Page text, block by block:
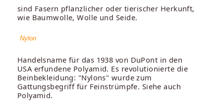
sind Fasern pflanzlicher oder tierischer Herkunft,
wie Baumwolle, Wolle und Seide.
Nylon
Handelsname für das 1938 von DuPont in den
USA erfundene Polyamid. Es revolutionierte die
Beinbekleidung: "Nylons" wurde zum
Gattungsbegriff für Feinstrümpfe. Siehe auch
Polyamid.